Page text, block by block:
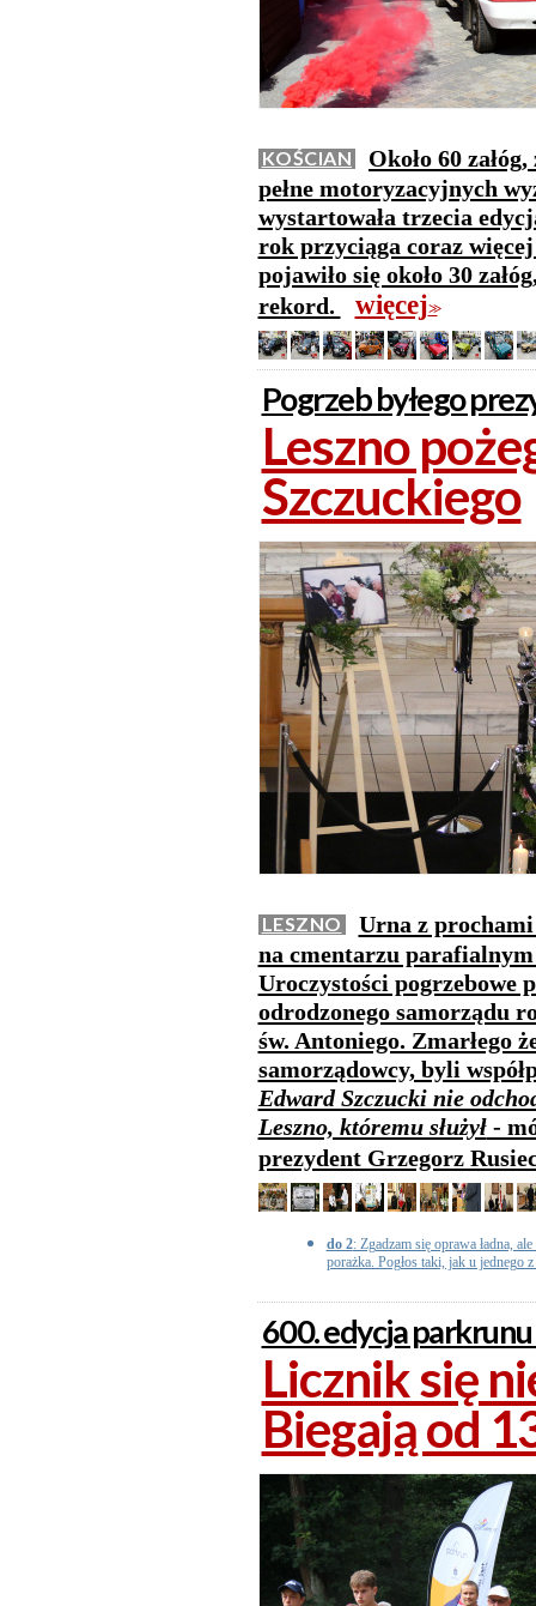
KOŚCIAN
Około 60
pełne motoryzacyjnych
wystartowała trzecia
rok przyciąga coraz
pojawiło się około 30
rekord.
więcej>>
Pogrzeb byłego
Leszno
Szczuckiego
LESZNO
Urna z prochami
na cmentarzu
Uroczystości pogrzebowe
odrodzonego samorządu
św. Antoniego. Zmarłego
samorządowcy, byli
Edward Szczucki nie
Leszno, któremu służył-
prezydent Grzegorz
do 2: Zgadzam się oprawa ładna,
porażka. Pogłos taki, jak u jednego
600. edycja
Licznik się
Biegają od